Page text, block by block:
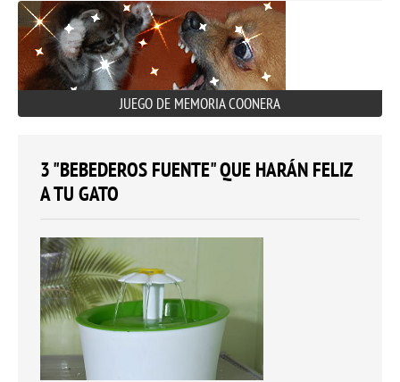
JUEGO DE MEMORIA COONERA
3 "BEBEDEROS FUENTE" QUE HARÁN FELIZ
A TU GATO